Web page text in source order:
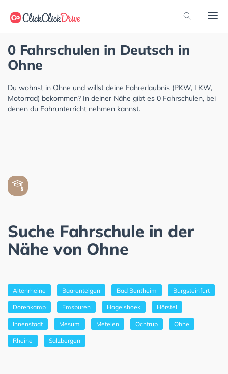
0 Fahrschulen in Deutsch in
Ohne
Du wohnst in Ohne und willst deine Fahrerlaubnis (PKW, LKW,
Motorrad) bekommen? In deiner Nähe gibt es 0 Fahrschulen, bei
denen du Fahrunterricht nehmen kannst.
Suche Fahrschule in der
Nähe von Ohne
Altenrheine Baarentelgen Bad Bentheim Burgsteinfurt
Dorenkamp Emsbüren Hagelshoek Hörstel
Innenstadt Mesum Metelen Ochtrup Ohne
Rheine Salzbergen